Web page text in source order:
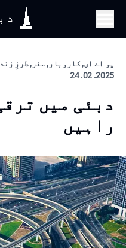
یو اے ای, کاروبار, سفر, طرزِ
2025. 02. 24
دبئی میں
راہیں